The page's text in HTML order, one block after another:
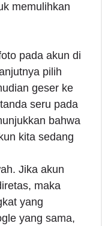
memulihkan
pada akun di
pilih
geser ke
seru pada
bahwa
kita sedang
Jika akun
maka
yang
yang sama,